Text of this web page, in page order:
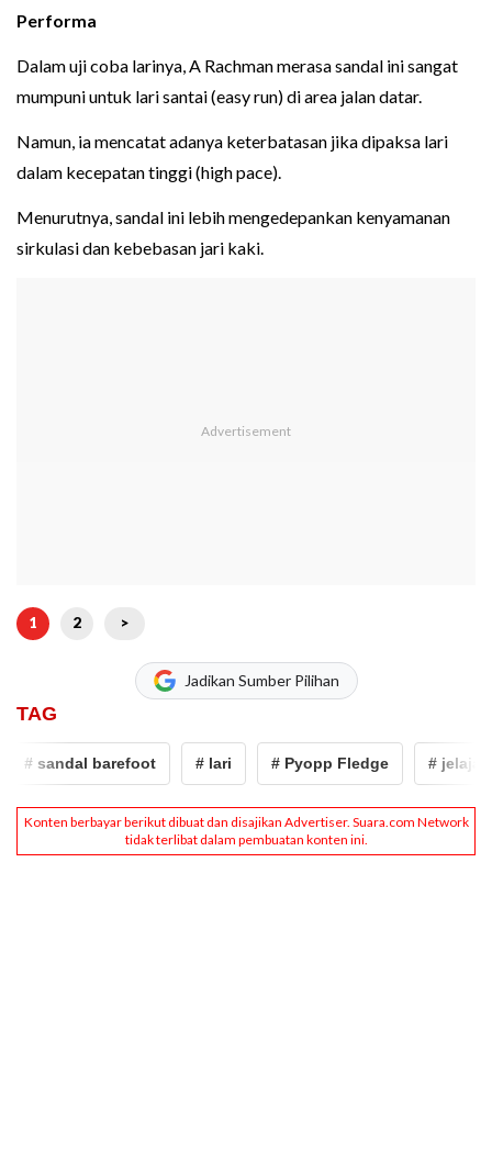
Performa
Dalam uji coba larinya, A Rachman merasa sandal ini sangat
mumpuni untuk lari santai (easy run) di area jalan datar.
Namun, ia mencatat adanya keterbatasan jika dipaksa lari
dalam kecepatan tinggi (high pace).
Menurutnya, sandal ini lebih mengedepankan kenyamanan
sirkulasi dan kebebasan jari kaki.
1 2 >
Jadikan Sumber Pilihan
TAG
# sandal barefoot # lari # Pyopp Fledge # jelajah